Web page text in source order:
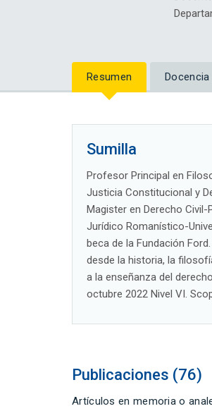
Resumen Docencia
Sumilla
Profesor Principal en
Justicia Constitucional y
Magister en Derecho
Jurídico Romanístico-
beca de la Fundación
desde la historia, la
a la enseñanza del
octubre 2022 Nivel VI.
Publicaciones (76)
Artículos en memoria o